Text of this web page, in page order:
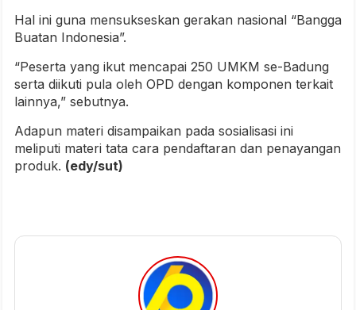
Hal ini guna mensukseskan gerakan nasional “Bangga
Buatan Indonesia”.
“Peserta yang ikut mencapai 250 UMKM se-Badung
serta diikuti pula oleh OPD dengan komponen terkait
lainnya,” sebutnya.
Adapun materi disampaikan pada sosialisasi ini
meliputi materi tata cara pendaftaran dan penayangan
produk. (edy/sut)